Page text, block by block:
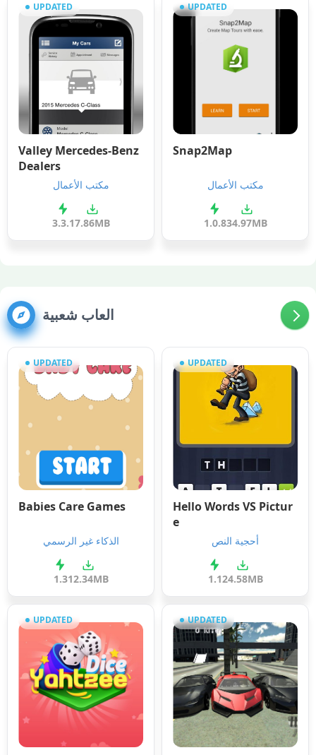
UPDATED
Valley Mercedes-Benz
Dealers
مكتب الأعمال
3.3.17.86MB
UPDATED
Snap2Map
مكتب الأعمال
1.0.834.97MB
العاب شعبية
UPDATED
Babies Care Games
الذكاء غير الرسمي
1.312.34MB
UPDATED
Hello Words VS Pictur
e
أحجية النص
1.124.58MB
UPDATED UPDATED